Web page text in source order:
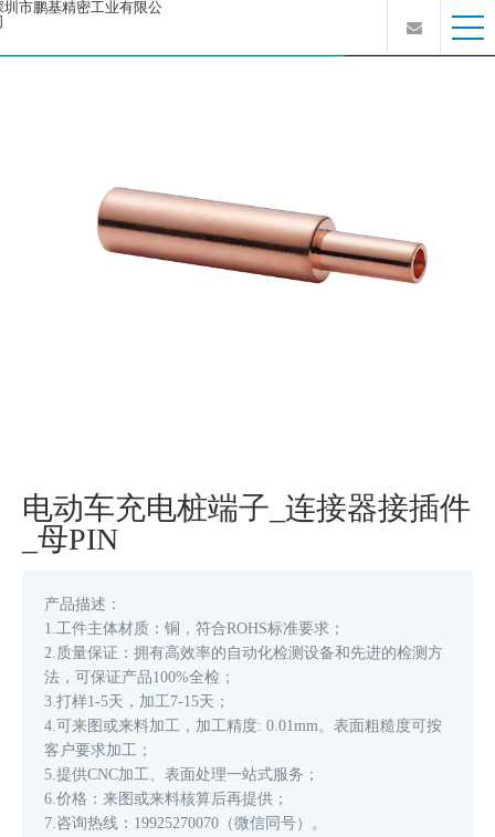
电动车充电桩端子_连接器接插件
_母PIN
产品描述：
1.工件主体材质：铜，符合ROHS标准要求；
2.质量保证：拥有高效率的自动化检测设备和先进的检测方
法，可保证产品100%全检；
3.打样1-5天，加工7-15天；
4.可来图或来料加工，加工精度: 0.01mm。表面粗糙度可按
客户要求加工；
5.提供CNC加工、表面处理一站式服务；
6.价格：来图或来料核算后再提供；
7.咨询热线：19925270070（微信同号）。